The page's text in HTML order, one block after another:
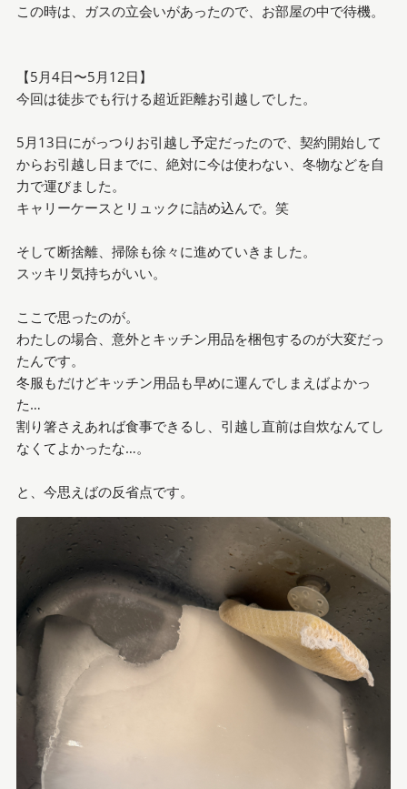
この時は、ガスの立会いがあったので、お部屋の中で待機。
【5月4日〜5月12日】
今回は徒歩でも行ける超近距離お引越しでした。
5月13日にがっつりお引越し予定だったので、契約開始して
からお引越し日までに、絶対に今は使わない、冬物などを自
力で運びました。
キャリーケースとリュックに詰め込んで。笑
そして断捨離、掃除も徐々に進めていきました。
スッキリ気持ちがいい。
ここで思ったのが。
わたしの場合、意外とキッチン用品を梱包するのが大変だっ
たんです。
冬服もだけどキッチン用品も早めに運んでしまえばよかっ
た…
割り箸さえあれば食事できるし、引越し直前は自炊なんてし
なくてよかったな…。
と、今思えばの反省点です。